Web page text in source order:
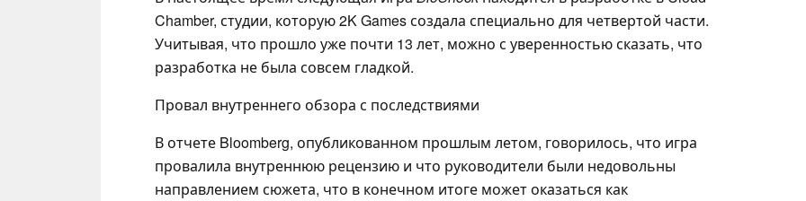
Chamber, студии, которую 2K Games создала специально для четвертой части.
Учитывая, что прошло уже почти 13 лет, можно с уверенностью сказать, что
разработка не была совсем гладкой.
Провал внутреннего обзора с последствиями
В отчете Bloomberg, опубликованном прошлым летом, говорилось, что игра
провалила внутреннюю рецензию и что руководители были недовольны
направлением сюжета, что в конечном итоге может оказаться как